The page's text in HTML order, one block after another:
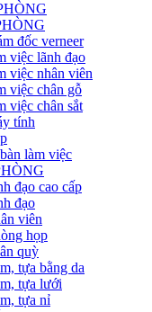
đốc verneer
việc lãnh đạo
việc nhân viên
việc chân gỗ
việc chân sắt
tính
làm việc
đạo cao cấp
đạo
viên
họp
quỳ
tựa bằng da
tựa lưới
tựa nỉ